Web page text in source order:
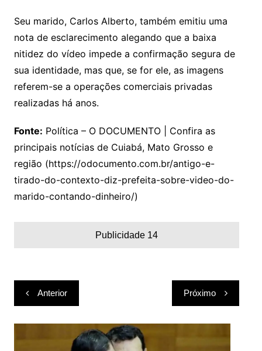
Seu marido, Carlos Alberto, também emitiu uma
nota de esclarecimento alegando que a baixa
nitidez do vídeo impede a confirmação segura de
sua identidade, mas que, se for ele, as imagens
referem-se a operações comerciais privadas
realizadas há anos.
Fonte: Política – O DOCUMENTO | Confira as
principais notícias de Cuiabá, Mato Grosso e
região (https://odocumento.com.br/antigo-e-
tirado-do-contexto-diz-prefeita-sobre-video-do-
marido-contando-dinheiro/)
Publicidade 14
Navegação
de
Post
Anterior Próximo